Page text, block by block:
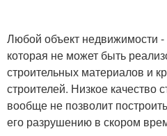
Любой объект недвижимости -
которая не может быть
строительных материалов и
строителей. Низкое качество
вообще не позволит
его разрушению в скором